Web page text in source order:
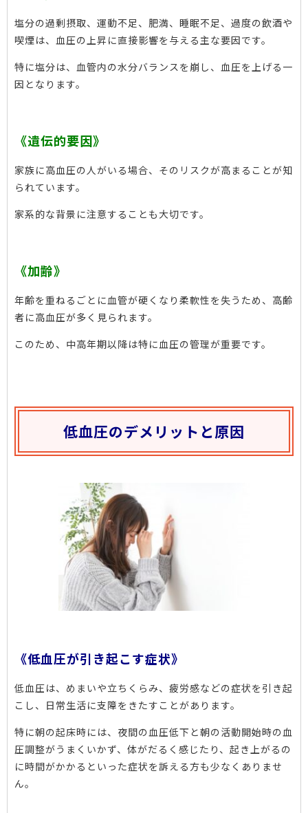
塩分の過剰摂取、運動不足、肥満、睡眠不足、過度の飲酒や
喫煙は、血圧の上昇に直接影響を与える主な要因です。
特に塩分は、血管内の水分バランスを崩し、血圧を上げる一
因となります。
《遺伝的要因》
家族に高血圧の人がいる場合、そのリスクが高まることが知
られています。
家系的な背景に注意することも大切です。
《加齢》
年齢を重ねるごとに血管が硬くなり柔軟性を失うため、高齢
者に高血圧が多く見られます。
このため、中高年期以降は特に血圧の管理が重要です。
低血圧のデメリットと原因
《低血圧が引き起こす症状》
低血圧は、めまいや立ちくらみ、疲労感などの症状を引き起
こし、日常生活に支障をきたすことがあります。
特に朝の起床時には、夜間の血圧低下と朝の活動開始時の血
圧調整がうまくいかず、体がだるく感じたり、起き上がるの
に時間がかかるといった症状を訴える方も少なくありませ
ん。